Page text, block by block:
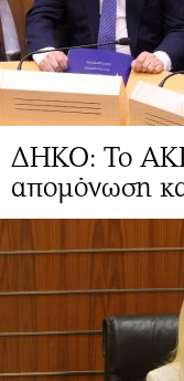
ΔΗΚΟ: Το
απομόνωση